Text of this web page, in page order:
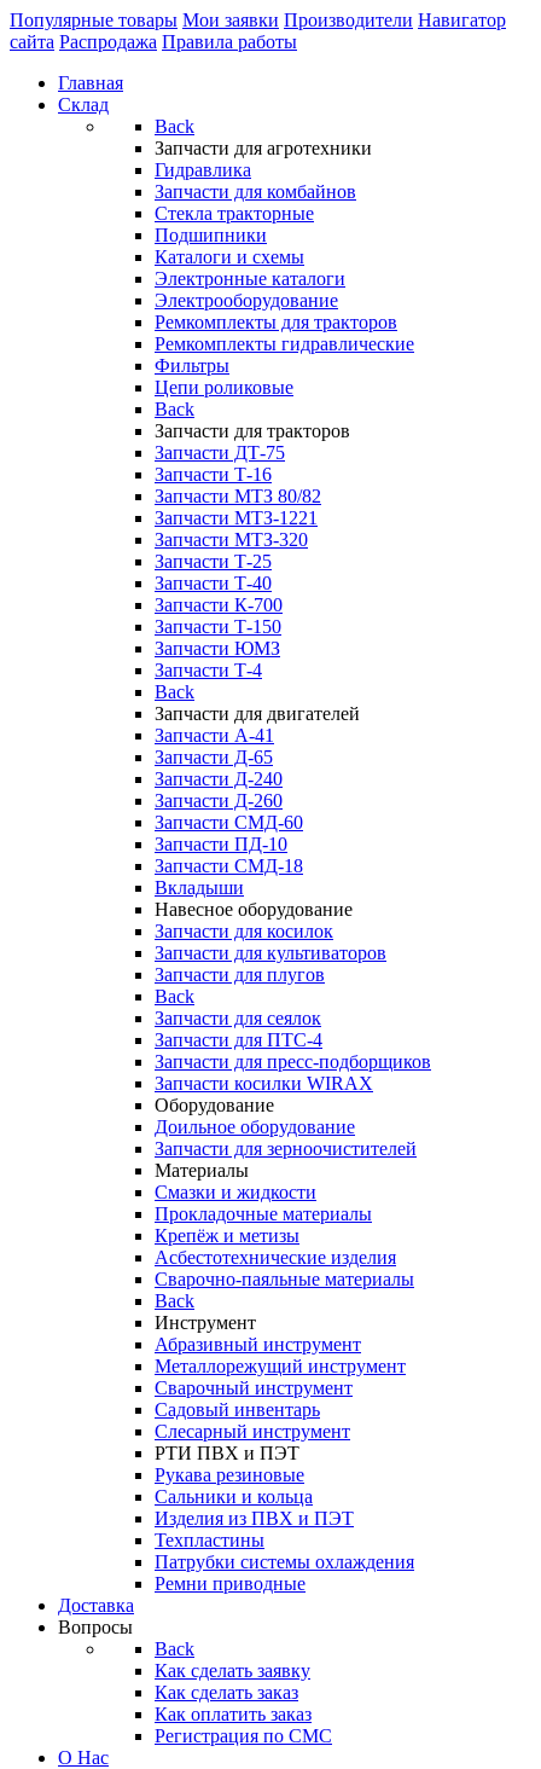
Популярные товары Мои заявки Производители Навигатор
сайта Распродажа Правила работы
Главная
Склад
Back
Запчасти для агротехники
Гидравлика
Запчасти для комбайнов
Стекла тракторные
Подшипники
Каталоги и схемы
Электронные каталоги
Электрооборудование
Ремкомплекты для тракторов
Ремкомплекты гидравлические
Фильтры
Цепи роликовые
Back
Запчасти для тракторов
Запчасти ДТ-75
Запчасти Т-16
Запчасти МТЗ 80/82
Запчасти МТЗ-1221
Запчасти МТЗ-320
Запчасти Т-25
Запчасти Т-40
Запчасти К-700
Запчасти Т-150
Запчасти ЮМЗ
Запчасти Т-4
Back
Запчасти для двигателей
Запчасти А-41
Запчасти Д-65
Запчасти Д-240
Запчасти Д-260
Запчасти СМД-60
Запчасти ПД-10
Запчасти СМД-18
Вкладыши
Навесное оборудование
Запчасти для косилок
Запчасти для культиваторов
Запчасти для плугов
Back
Запчасти для сеялок
Запчасти для ПТС-4
Запчасти для пресс-подборщиков
Запчасти косилки WIRAX
Оборудование
Доильное оборудование
Запчасти для зерноочистителей
Материалы
Смазки и жидкости
Прокладочные материалы
Крепёж и метизы
Асбестотехнические изделия
Сварочно-паяльные материалы
Back
Инструмент
Абразивный инструмент
Металлорежущий инструмент
Сварочный инструмент
Садовый инвентарь
Слесарный инструмент
РТИ ПВХ и ПЭТ
Рукава резиновые
Сальники и кольца
Изделия из ПВХ и ПЭТ
Техпластины
Патрубки системы охлаждения
Ремни приводные
Доставка
Вопросы
Back
Как сделать заявку
Как сделать заказ
Как оплатить заказ
Регистрация по СМС
О Нас